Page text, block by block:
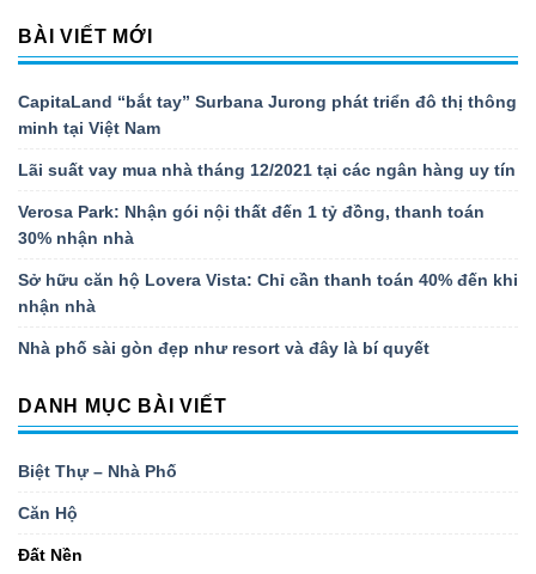
BÀI VIẾT MỚI
CapitaLand “bắt tay” Surbana Jurong phát triển đô thị thông
minh tại Việt Nam
Lãi suất vay mua nhà tháng 12/2021 tại các ngân hàng uy tín
Verosa Park: Nhận gói nội thất đến 1 tỷ đồng, thanh toán
30% nhận nhà
Sở hữu căn hộ Lovera Vista: Chỉ cần thanh toán 40% đến khi
nhận nhà
Nhà phố sài gòn đẹp như resort và đây là bí quyết
DANH MỤC BÀI VIẾT
Biệt Thự – Nhà Phố
Căn Hộ
Đất Nền